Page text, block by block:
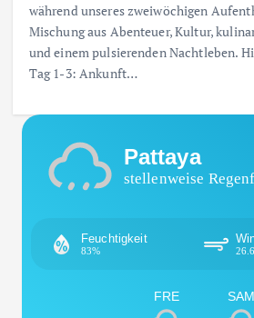
während unseres zweiwöchigen
Mischung aus Abenteuer, Kultur,
und einem pulsierenden Nachtleben.
Tag 1-3: Ankunft…
Pattaya
stellenweise
Feuchtigkeit
83%
FRE SAM